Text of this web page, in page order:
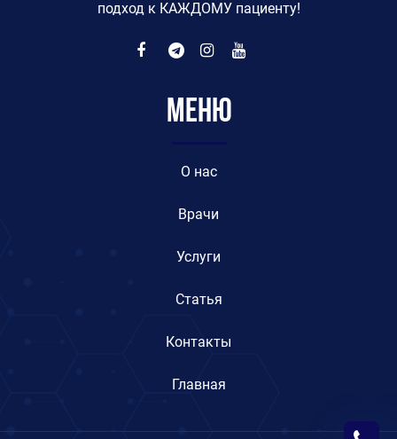
подход к КАЖДОМУ пациенту!
Меню
O нас
Врачи
Услуги
Статья
Контакты
Главная